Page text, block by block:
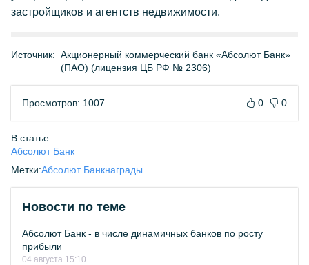
застройщиков и агентств недвижимости.
Источник: Акционерный коммерческий банк «Абсолют Банк»
(ПАО) (лицензия ЦБ РФ № 2306)
Просмотров: 1007 0 0
В статье:
Абсолют Банк
Метки:Абсолют Банкнаграды
Новости по теме
Абсолют Банк - в числе динамичных банков по росту
прибыли
04 августа 15:10